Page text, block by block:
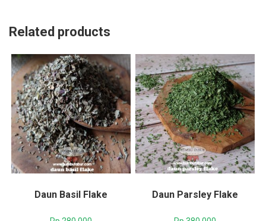
Related products
Daun Basil Flake Daun Parsley Flake